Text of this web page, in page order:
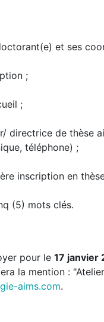
et ses
;
;
directrice de thèse
téléphone) ;
inscription en
(5) mots clés.
pour le 17 janvier
la mention :
aims.com.